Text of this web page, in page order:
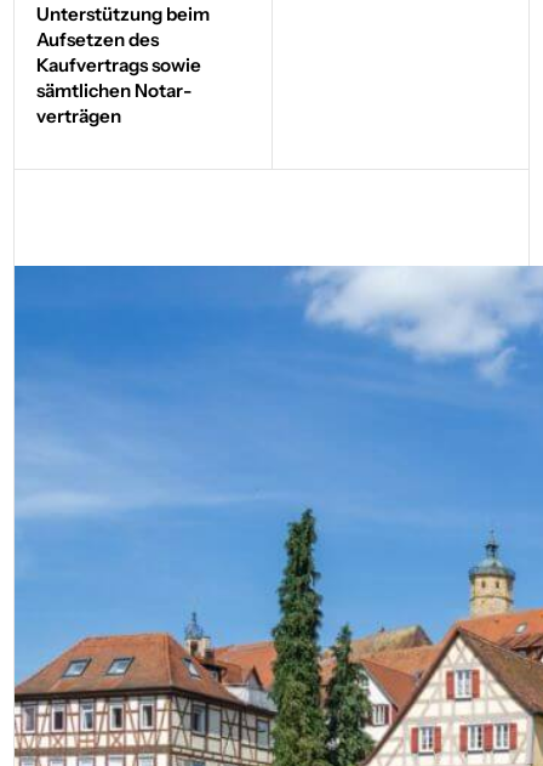
Unterstützung beim
Aufsetzen des
Kaufvertrags sowie
sämtlichen Notar­
verträgen